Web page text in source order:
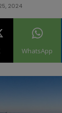
2024
WhatsApp